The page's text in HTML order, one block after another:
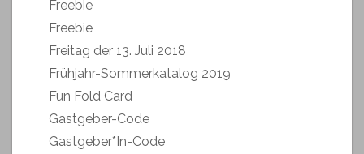
Freebie
Freebie
Freitag der 13. Juli 2018
Frühjahr-Sommerkatalog 2019
Fun Fold Card
Gastgeber-Code
Gastgeber*In-Code